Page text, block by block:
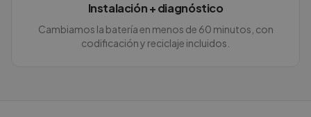
Instalación + diagnóstico
Cambiamos la batería en menos de 60 minutos, con
codificación y reciclaje incluidos.